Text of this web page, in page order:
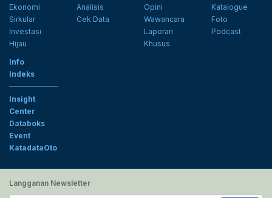
Ekonomi
Sirkular
Investasi
Hijau
Analisis
Cek Data
Opini
Wawancara
Laporan
Khusus
Katalogue
Foto
Podcast
Info
Indeks
Insight
Center
Databoks
Event
KatadataOto
Langganan Newsletter